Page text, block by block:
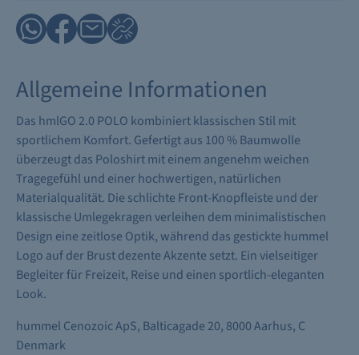
Allgemeine Informationen
Das hmlGO 2.0 POLO kombiniert klassischen Stil mit
sportlichem Komfort. Gefertigt aus 100 % Baumwolle
überzeugt das Poloshirt mit einem angenehm weichen
Tragegefühl und einer hochwertigen, natürlichen
Materialqualität. Die schlichte Front-Knopfleiste und der
klassische Umlegekragen verleihen dem minimalistischen
Design eine zeitlose Optik, während das gestickte hummel
Logo auf der Brust dezente Akzente setzt. Ein vielseitiger
Begleiter für Freizeit, Reise und einen sportlich-eleganten
Look.
hummel Cenozoic ApS, Balticagade 20, 8000 Aarhus, C
Denmark